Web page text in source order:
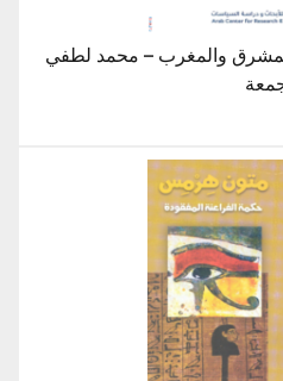
والمغرب – محمد لطفي